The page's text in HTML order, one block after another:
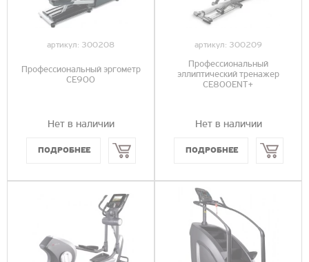
артикул: 300208
Профессиональный эргометр
CE900
Нет в наличии
артикул: 300209
Профессиональный
эллиптический тренажер
CE800ENT+
Нет в наличии